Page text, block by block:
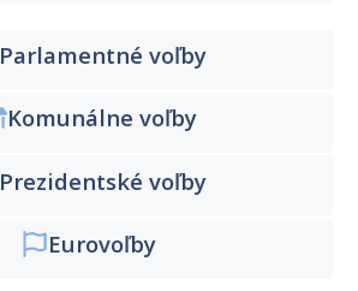
Parlamentné voľby
Komunálne voľby
Prezidentské voľby
Eurovoľby